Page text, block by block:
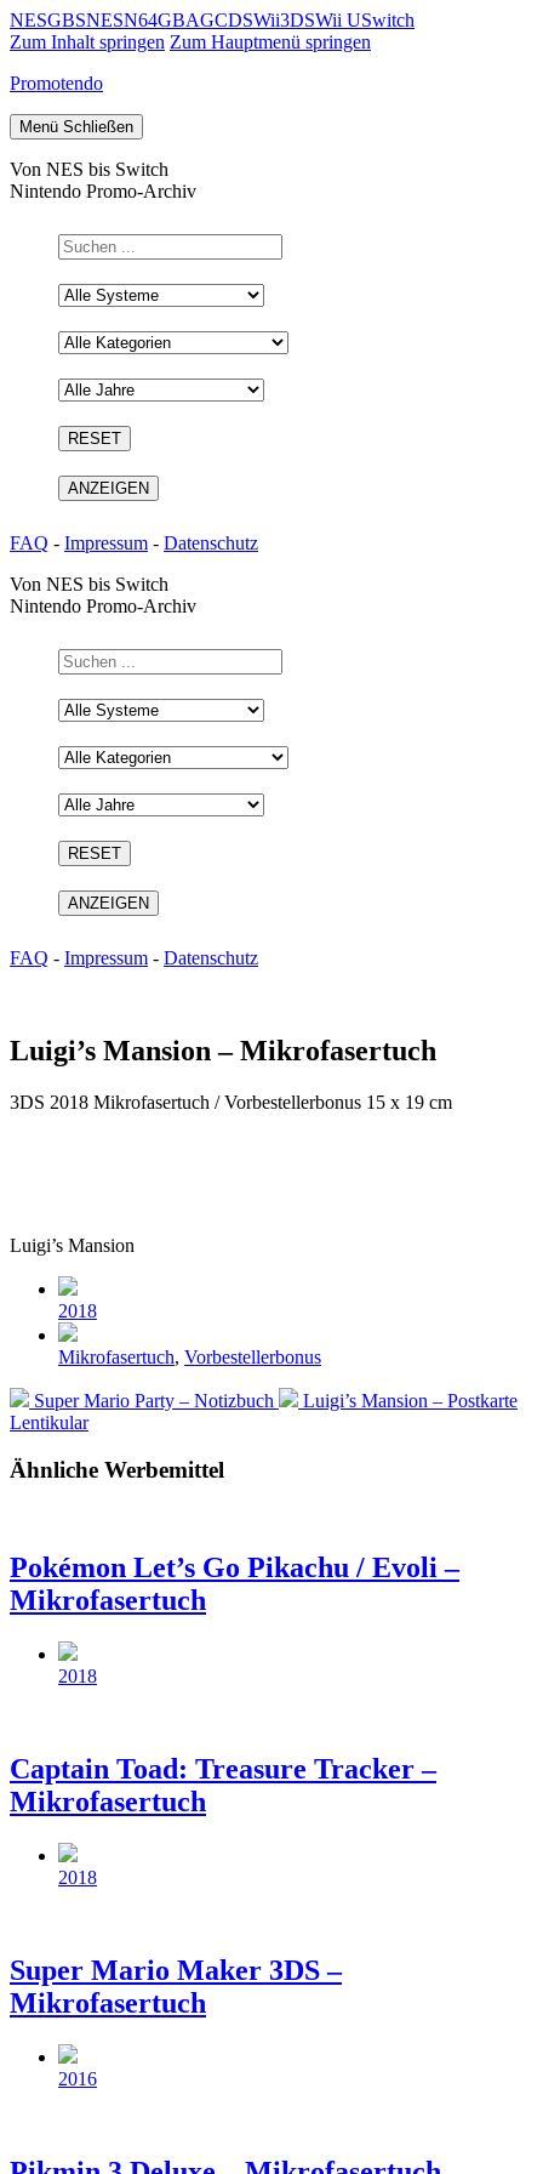
NESGBSNESN64GBAGCDSWii3DSWii USwitch
Zum Inhalt springen Zum Hauptmenü springen
Promotendo
Menü Schließen
Von NES bis Switch
Nintendo Promo-Archiv
FAQ - Impressum - Datenschutz
Von NES bis Switch
Nintendo Promo-Archiv
FAQ - Impressum - Datenschutz
Luigi’s Mansion – Mikrofasertuch
3DS 2018 Mikrofasertuch / Vorbestellerbonus 15 x 19 cm
Luigi’s Mansion
Beitragsdatum
2018
Veröffentlicht
Mikrofasertuch, Vorbestellerbonus
Vorheriger
Beitrag:
Super Mario Party – Notizbuch
Nächster
Luigi’s Mansion – Postkarte
Lentikular
Ähnliche Werbemittel
Pokémon Let’s Go Pikachu / Evoli –
Mikrofasertuch
Beitragsdatum
2018
Captain Toad: Treasure Tracker –
Mikrofasertuch
Beitragsdatum
2018
Super Mario Maker 3DS –
Mikrofasertuch
Beitragsdatum
2016